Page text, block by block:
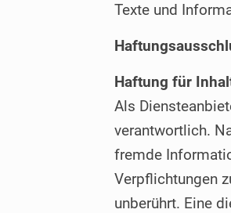
Texte und
Haftung für
Als
verantwortlich.
fremde
Verpflichtungen
unberührt. Eine